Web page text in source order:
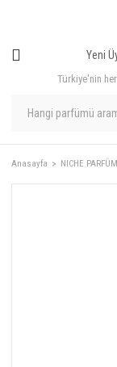
Türkiye'nin
Yeni
Anasayfa NICHE PARFÜM